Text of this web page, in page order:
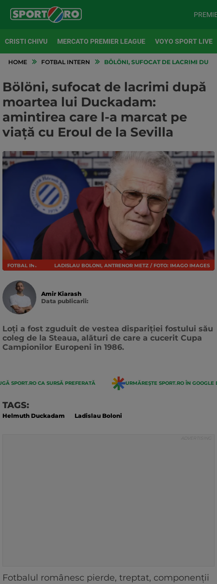
CRISTI CHIVU MERCATO PREMIER LEAGUE VOYO SPORT LIVE
HOME FOTBAL INTERN BÖLÖNI, SUFOCAT DE LACRIMI
Bölöni, sufocat de lacrimi după
moartea lui Duckadam:
amintirea care l-a marcat pe
viață cu Eroul de la Sevilla
FOTBAL INTERN LADISLAU BOLONI, ANTRENOR METZ / FOTO: IMAGO IMAGES
Amir Kiarash
Data publicarii:
Loți a fost zguduit de vestea dispariției fostului său
coleg de la Steaua, alături de care a cucerit Cupa
Campionilor Europeni în 1986.
SPORT.RO CA SURSĂ PREFERATĂ URMĂREȘTE SPORT.RO ÎN GOOGLE
TAGS:
Helmuth Duckadam Ladislau Boloni
Fotbalul românesc pierde, treptat, componenții